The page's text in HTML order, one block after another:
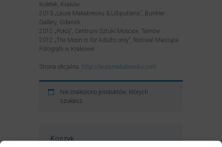
Koletek, Kraków
2013 „Laura Makabresku & Lilliputians”, Bunkier
Gallery, Gdańsk
2012 „Pokój”, Centrum Sztuki Mościce, Tarnów
2012 „The Moon is for Adults only”, festiwal Miesiąca
Fotografii w Krakowie
Strona oficjalna: http://lauramakabresku.com
Nie znaleziono produktów, których
szukasz.
Koszyk